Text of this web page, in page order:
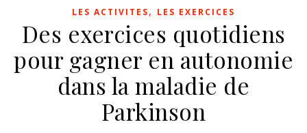
LES ACTIVITES, LES EXERCICES
Des exercices quotidiens
pour gagner en autonomie
dans la maladie de
Parkinson